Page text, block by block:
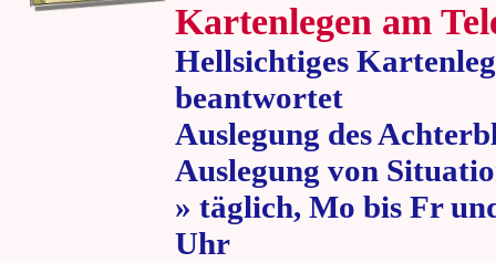
Kartenlegen am
Hellsichtiges
beantwortet
Auslegung des
Auslegung von
» täglich, Mo bis Fr
Uhr » 80